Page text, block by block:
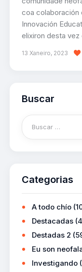
coa colaboración
Innovación
elixiron desta
13 Xaneiro, 2023
Buscar
Categorias
A todo chío
Destacadas
Destadas 2
Eu son
Investigando